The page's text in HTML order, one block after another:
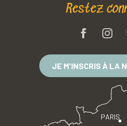
Restez
JE M'INSCRIS À LA
PARIS